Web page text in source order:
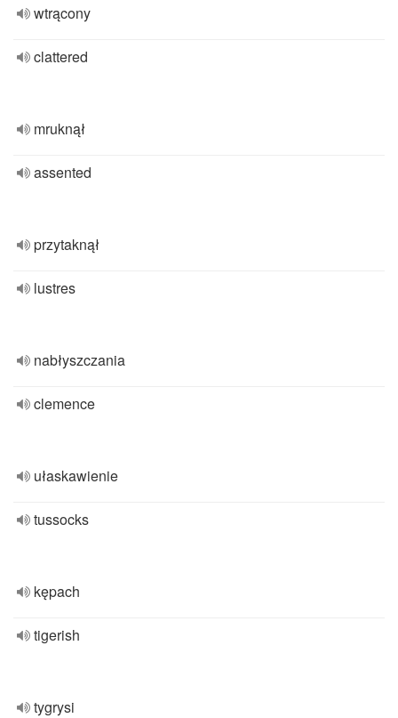
wtrącony
clattered
mruknął
assented
przytaknął
lustres
nabłyszczania
clemence
ułaskawienie
tussocks
kępach
tigerish
tygrysi